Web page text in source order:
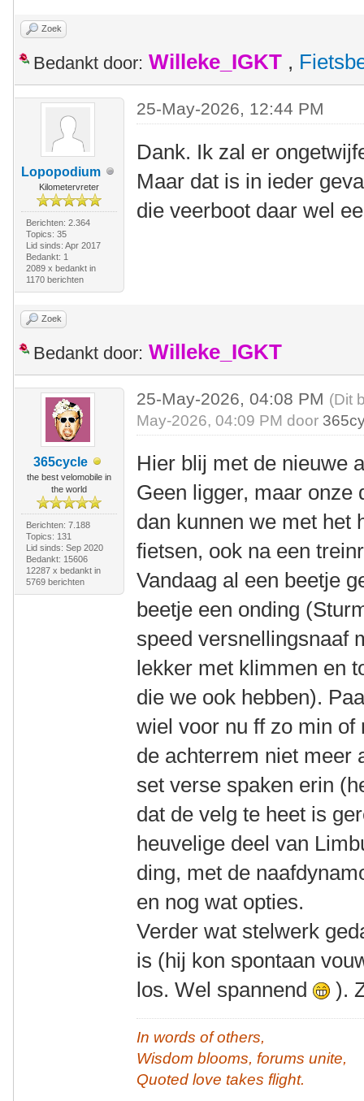
Zoek
Bedankt door: Willeke_IGKT ,
Lopopodium
Kilometervreter
Berichten: 2.364
Topics: 35
Lid sinds: Apr 2017
Bedankt: 1
2089 x bedankt in
1170 berichten
25-May-2026, 12:44 PM
Dank. Ik zal er
Maar dat is in ieder
die veerboot daar wel
Zoek
Bedankt door: Willeke_IGKT
365cycle
the best velomobile in
the world
Berichten: 7.188
Topics: 131
Lid sinds: Sep 2020
Bedankt: 15606
12287 x bedankt in
5769 berichten
25-May-2026, 04:08 PM (Dit
May-2026, 04:09 PM door
Hier blij met de nieuwe
Geen ligger, maar onze
dan kunnen we met het
fietsen, ook na een
Vandaag al een beetje
beetje een onding
speed versnellingsnaaf
lekker met klimmen en
die we ook hebben).
wiel voor nu ff zo min
de achterrem niet meer
set verse spaken erin
dat de velg te heet is
heuvelige deel van
ding, met de
en nog wat opties.
Verder wat stelwerk
is (hij kon spontaan
los. Wel spannend
).
In words of others,
Wisdom blooms, forums unite,
Quoted love takes flight.